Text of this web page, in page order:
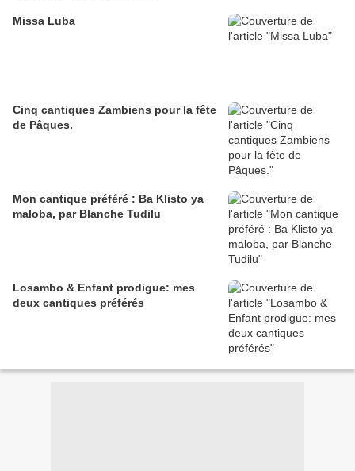
Missa Luba
Cinq cantiques Zambiens pour la fête
de Pâques.
Mon cantique préféré : Ba Klisto ya
maloba, par Blanche Tudilu
Losambo & Enfant prodigue: mes
deux cantiques préférés